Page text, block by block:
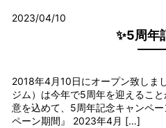
2023/04/10
✨5周年
2018年4月10日にオープン致しま
ジム）は今年で5周年を迎えるこ
意を込めて、5周年記念キャンペ
ペーン期間』 2023年4月 […]